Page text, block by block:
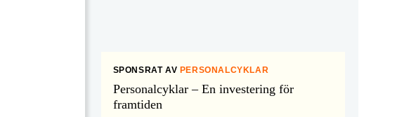
SPONSRAT AV PERSONALCYKLAR
Personalcyklar – En investering för
framtiden